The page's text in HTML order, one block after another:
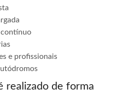
e profissionais
realizado de forma